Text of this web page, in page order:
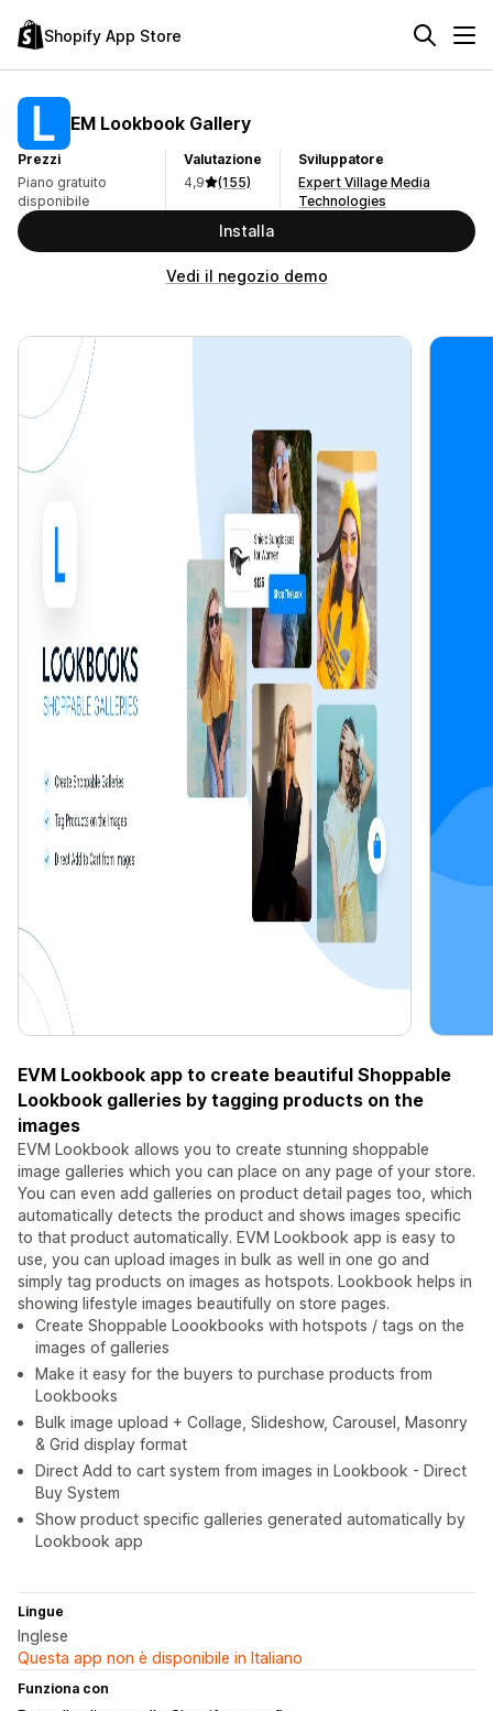
Shopify App Store
EM Lookbook Gallery
Prezzi
Piano gratuito
disponibile
Valutazione
4,9
(155)
Sviluppatore
Expert Village Media
Technologies
Installa
Vedi il negozio demo
EVM Lookbook app to create beautiful Shoppable
Lookbook galleries by tagging products on the
images
EVM Lookbook allows you to create stunning shoppable
image galleries which you can place on any page of your store.
You can even add galleries on product detail pages too, which
automatically detects the product and shows images specific
to that product automatically. EVM Lookbook app is easy to
use, you can upload images in bulk as well in one go and
simply tag products on images as hotspots. Lookbook helps in
showing lifestyle images beautifully on store pages.
Create Shoppable Loookbooks with hotspots / tags on the
images of galleries
Make it easy for the buyers to purchase products from
Lookbooks
Bulk image upload + Collage, Slideshow, Carousel, Masonry
& Grid display format
Direct Add to cart system from images in Lookbook - Direct
Buy System
Show product specific galleries generated automatically by
Lookbook app
Lingue
Inglese
Questa app non è disponibile in Italiano
Funziona con